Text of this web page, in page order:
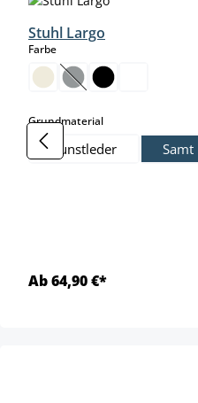
Stuhl Largo
Farbeauswählen
(Diese Option ist zurzeit
Grundmaterialauswählen
Kunstleder Samt
Ab 64,90 €*